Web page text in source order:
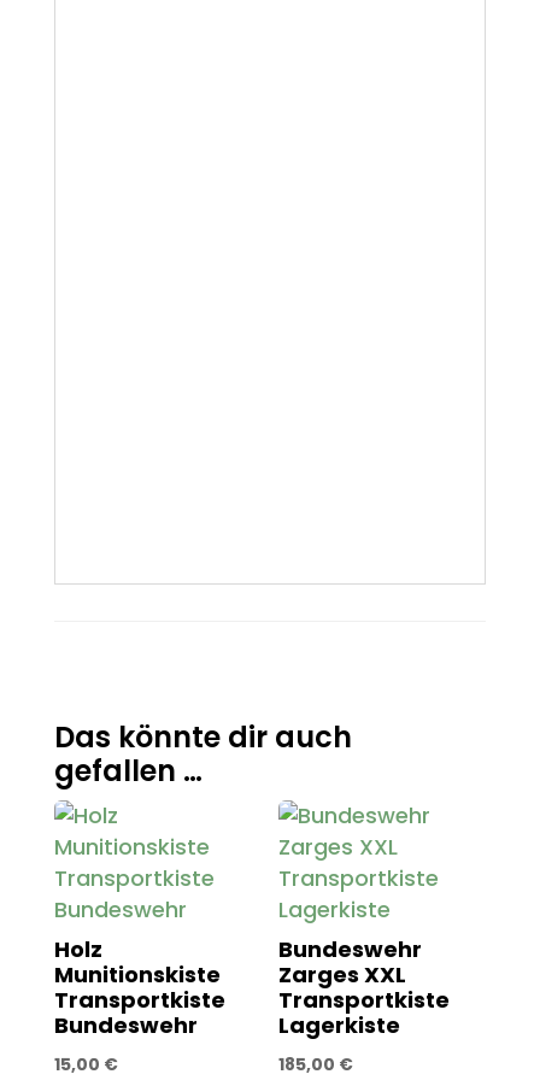
Das könnte dir auch
gefallen …
Holz
Munitionskiste
Transportkiste
Bundeswehr
15,00 €
Bundeswehr
Zarges XXL
Transportkiste
Lagerkiste
185,00 €